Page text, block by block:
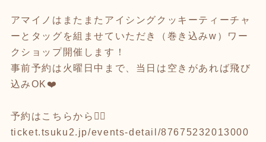
アマイノはまたまたアイシングクッキーティーチャ
ーとタッグを組ませていただき（巻き込みw）ワー
クショップ開催します！
事前予約は火曜日中まで、当日は空きがあれば飛び
込みOK❤️
予約はこちらから💁‍♀️
ticket.tsuku2.jp/events-detail/87675232013000